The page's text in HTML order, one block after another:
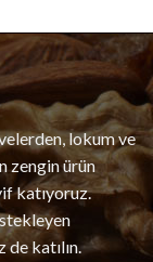
lokum ve
zengin ürün
katıyoruz.
katılın.